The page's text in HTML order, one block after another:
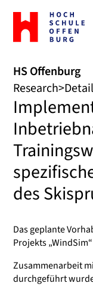
To
the
home
Offenburg
University
of
Applied
Sciences
HS Offenburg
Research Detail
des
Das geplante
Projekts
Zusammenarbeit
durchgeführt